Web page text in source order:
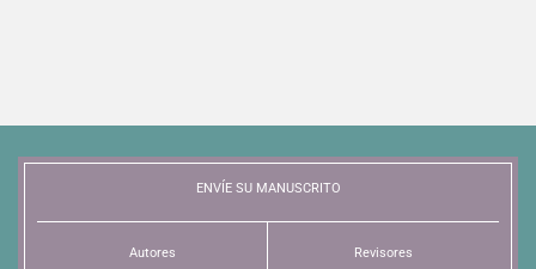
ENVÍE SU MANUSCRITO
Autores Revisores